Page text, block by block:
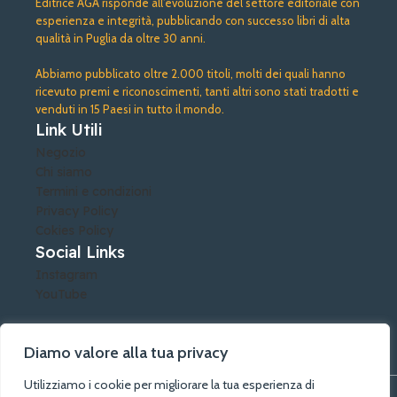
Diamo valore alla tua privacy
Utilizziamo i cookie per migliorare la tua esperienza di
esperienza e integrità, pubblicando con successo libri di alta
qualità in Puglia da oltre 30 anni.
Abbiamo pubblicato oltre 2.000 titoli, molti dei quali hanno
ricevuto premi e riconoscimenti, tanti altri sono stati tradotti e
venduti in 15 Paesi in tutto il mondo.
Link Utili
Negozio
Chi siamo
Termini e condizioni
Privacy Policy
Cokies Policy
Social Links
Instagram
YouTube